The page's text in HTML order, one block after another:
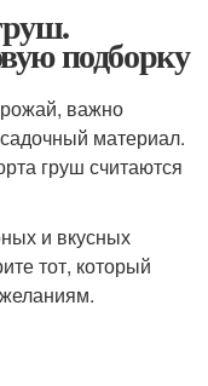
подборку
важно
материал.
груш считаются
и вкусных
тот, который